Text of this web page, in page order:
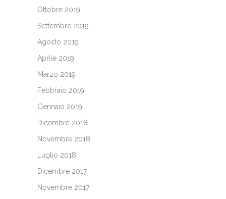
Ottobre 2019
Settembre 2019
Agosto 2019
Aprile 2019
Marzo 2019
Febbraio 2019
Gennaio 2019
Dicembre 2018
Novembre 2018
Luglio 2018
Dicembre 2017
Novembre 2017